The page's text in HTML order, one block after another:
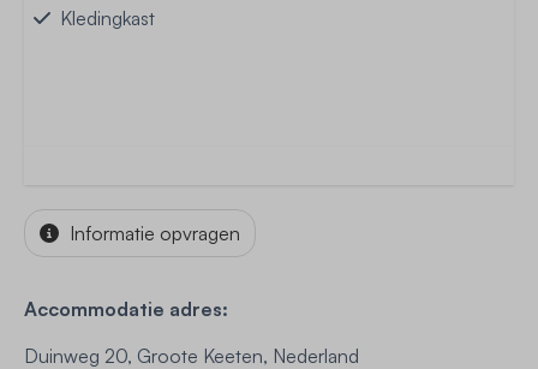
Kledingkast
Informatie opvragen
Accommodatie adres:
Duinweg 20, Groote Keeten, Nederland